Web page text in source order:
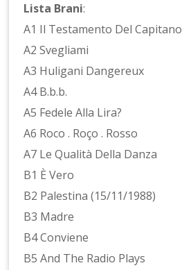
Lista Brani:
A1 Il Testamento Del Capitano
A2 Svegliami
A3 Huligani Dangereux
A4 B.b.b.
A5 Fedele Alla Lira?
A6 Roco . Roço . Rosso
A7 Le Qualità Della Danza
B1 È Vero
B2 Palestina (15/11/1988)
B3 Madre
B4 Conviene
B5 And The Radio Plays